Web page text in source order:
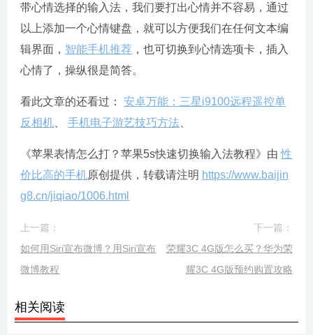
带心情选择的输入法，我们要打出心情并不容易，通过
以上添加一个心情键盘，就可以方便我们在任何文本编
辑界面， 智能手机推荐 ，也可切换到心情选项卡，插入
心情了，操纵很是简答。
看此文章的还看过：安卓万能：三星i9100远程遥控单
反相机 、手机电子游艺技巧方法
《苹果表情怎么打？苹果5s快速切换输入法教程》由性
价比高的手机原创提供，转载请注明 https://www.baijin
g8.cn/jiqiao/1006.html
上一篇：
如何用Siri宣布微博？用Siri宣布
微博教程
下一篇：
荣耀3C 4G版怎么买？华为荣
耀3C 4G版预约购置攻略
相关阅读